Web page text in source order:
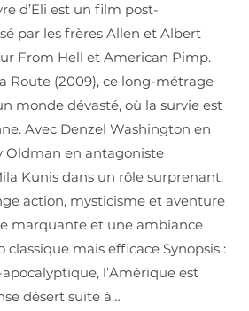
d’Eli est un film post-
par les frères Allen et Albert
From Hell et American Pimp.
Route (2009), ce long-métrage
monde dévasté, où la survie est
Avec Denzel Washington en
Oldman en antagoniste
Kunis dans un rôle surprenant,
action, mysticisme et aventure
marquante et une ambiance
classique mais efficace Synopsis :
l’Amérique est
désert suite à…